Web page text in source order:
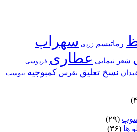
رماتیسم زردی سهراب
شعر نیمایی عطاری فردوسی
نسخ تعلیق نقرس کمبوجیه یبوست
(۲۹)
ها (۳۶)